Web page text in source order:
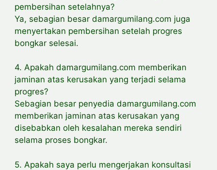
pembersihan setelahnya?
Ya, sebagian besar damargumilang.com juga
menyertakan pembersihan setelah progres
bongkar selesai.
4. Apakah damargumilang.com memberikan
jaminan atas kerusakan yang terjadi selama
progres?
Sebagian besar penyedia damargumilang.com
memberikan jaminan atas kerusakan yang
disebabkan oleh kesalahan mereka sendiri
selama proses bongkar.
5. Apakah saya perlu mengerjakan konsultasi